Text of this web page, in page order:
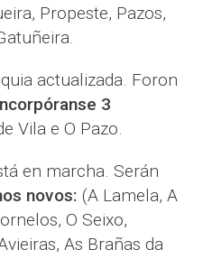
Propeste, Pazos,
actualizada. Foron
3
Vila e O Pazo.
en marcha. Serán
novos: (A Lamela, A
O Seixo,
As Brañas da